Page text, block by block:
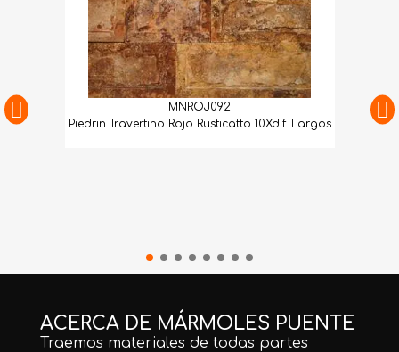
MNROJ092
Piedrin Travertino Rojo Rusticatto 10Xdif. Largos
ACERCA DE MÁRMOLES PUENTE
Traemos materiales de todas partes